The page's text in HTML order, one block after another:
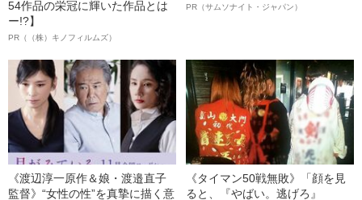
54作品の栄冠に輝いた作品とは
ー!?】
PR（（株）キノフィルムズ）
PR（サムソナイト・ジャパン）
《渡辺淳一原作＆娘・渡邉直子
監督》“女性の性”を真摯に描く意
《タイマン50戦無敗》「顔を見
ると、『やばい。逃げろ』